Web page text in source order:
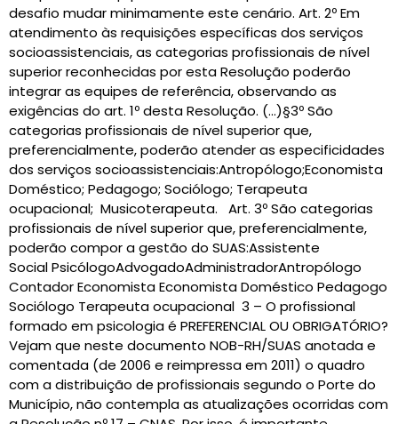
desafio mudar minimamente este cenário. Art. 2º Em
atendimento às requisições específicas dos serviços
socioassistenciais, as categorias profissionais de nível
superior reconhecidas por esta Resolução poderão
integrar as equipes de referência, observando as
exigências do art. 1º desta Resolução. (…)§3º São
categorias profissionais de nível superior que,
preferencialmente, poderão atender as especificidades
dos serviços socioassistenciais:Antropólogo;Economista
Doméstico; Pedagogo; Sociólogo; Terapeuta
ocupacional; Musicoterapeuta. Art. 3º São categorias
profissionais de nível superior que, preferencialmente,
poderão compor a gestão do SUAS:Assistente
Social PsicólogoAdvogadoAdministradorAntropólogo
Contador Economista Economista Doméstico Pedagogo
Sociólogo Terapeuta ocupacional 3 – O profissional
formado em psicologia é PREFERENCIAL OU OBRIGATÓRIO?
Vejam que neste documento NOB-RH/SUAS anotada e
comentada (de 2006 e reimpressa em 2011) o quadro
com a distribuição de profissionais segundo o Porte do
Município, não contempla as atualizações ocorridas com